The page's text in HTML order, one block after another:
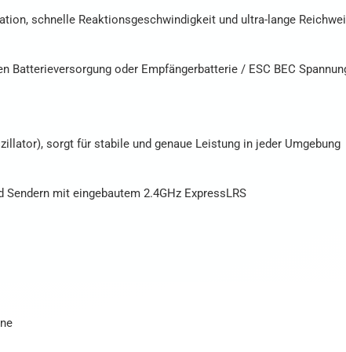
schnelle Reaktionsgeschwindigkeit und ultra-lange
Batterieversorgung oder Empfängerbatterie / ESC BEC
sorgt für stabile und genaue Leistung in jeder Umgebung
mit eingebautem 2.4GHz ExpressLRS